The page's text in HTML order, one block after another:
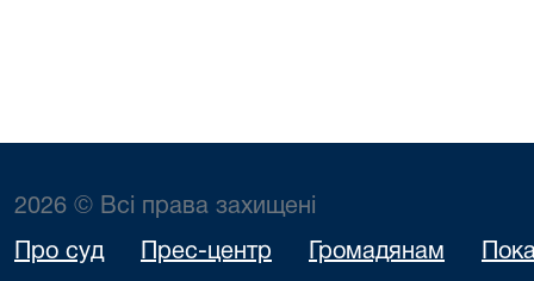
2026 © Всі права захищені
Про суд Прес-центр Громадянам